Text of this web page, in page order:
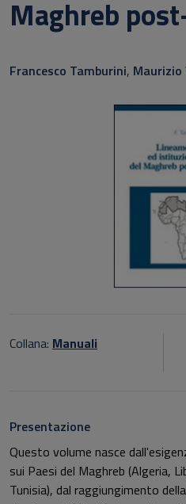
Maghreb
Francesco Tamburini, Maurizio
Collana: Manuali
Presentazione
Questo volume nasce
sui Paesi del Maghreb (Algeria,
Tunisia), dal raggiungimento